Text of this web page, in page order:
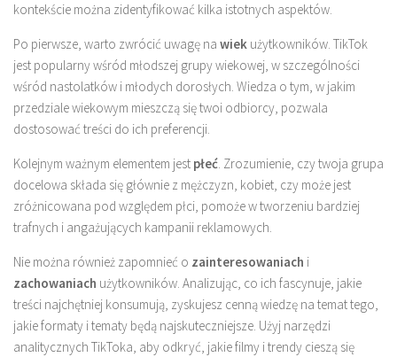
kontekście można zidentyfikować kilka istotnych aspektów.
Po pierwsze, warto zwrócić uwagę na wiek użytkowników. TikTok
jest popularny wśród młodszej grupy wiekowej, w szczególności
wśród nastolatków i młodych dorosłych. Wiedza o tym, w jakim
przedziale wiekowym mieszczą się twoi odbiorcy, pozwala
dostosować treści do ich preferencji.
Kolejnym ważnym elementem jest płeć. Zrozumienie, czy twoja grupa
docelowa składa się głównie z mężczyzn, kobiet, czy może jest
zróżnicowana pod względem płci, pomoże w tworzeniu bardziej
trafnych i angażujących kampanii reklamowych.
Nie można również zapomnieć o zainteresowaniach i
zachowaniach użytkowników. Analizując, co ich fascynuje, jakie
treści najchętniej konsumują, zyskujesz cenną wiedzę na temat tego,
jakie formaty i tematy będą najskuteczniejsze. Użyj narzędzi
analitycznych TikToka, aby odkryć, jakie filmy i trendy cieszą się